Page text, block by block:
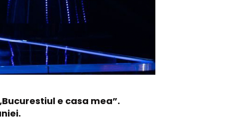
e casa mea”.